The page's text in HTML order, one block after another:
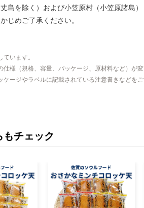
島を除く）および小笠原村（小笠原諸島）
じめご了承ください。
います。
様（規格、容量、パッケージ、原材料など）が変
ージやラベルに記載されている注意書きなどをご
もチェック